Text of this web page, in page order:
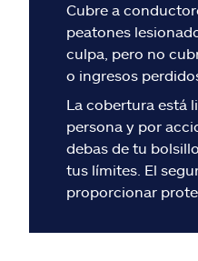
Explore Allstate
Ashburn, VA 20146
Cubre a
peatones
culpa, pero no
o ingresos
La cobertura está
persona y por
debas de tu
tus límites. El
proporcionar